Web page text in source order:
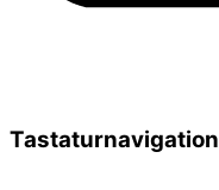
Tastaturnavigation